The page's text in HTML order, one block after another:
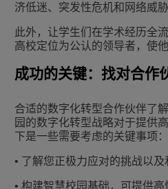
济低迷、突发性危机和网络威胁
此外，让学生们在学术经历全
高校定位为公认的领导者，使
成功的关键：找对合作
合适的数字化转型合作伙伴了
园的数字化转型战略对于提供
下是一些需要考虑的关键事项：
• 了解您正极力应对的挑战以
• 构建智慧校园基础，可提供